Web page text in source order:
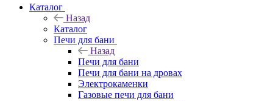
Каталог
Назад
Каталог
Печи для бани
Назад
Печи для бани
Печи для бани на дровах
Электрокаменки
Газовые печи для бани